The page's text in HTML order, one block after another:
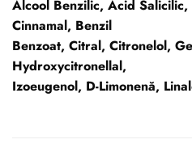
Alcool Benzilic, Acid
Cinnamal, Benzil
Benzoat, Citral, Citronelol,
Hydroxycitronellal,
Izoeugenol, D-Limonenă,